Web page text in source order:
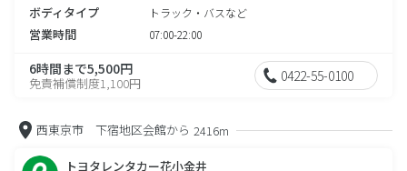
ボディタイプ トラック・バスなど
営業時間 07:00-22:00
6時間まで5,500円
免責補償制度1,100円 0422-55-0100
西東京市 下宿地区会館から 2416m
トヨタレンタカー花小金井